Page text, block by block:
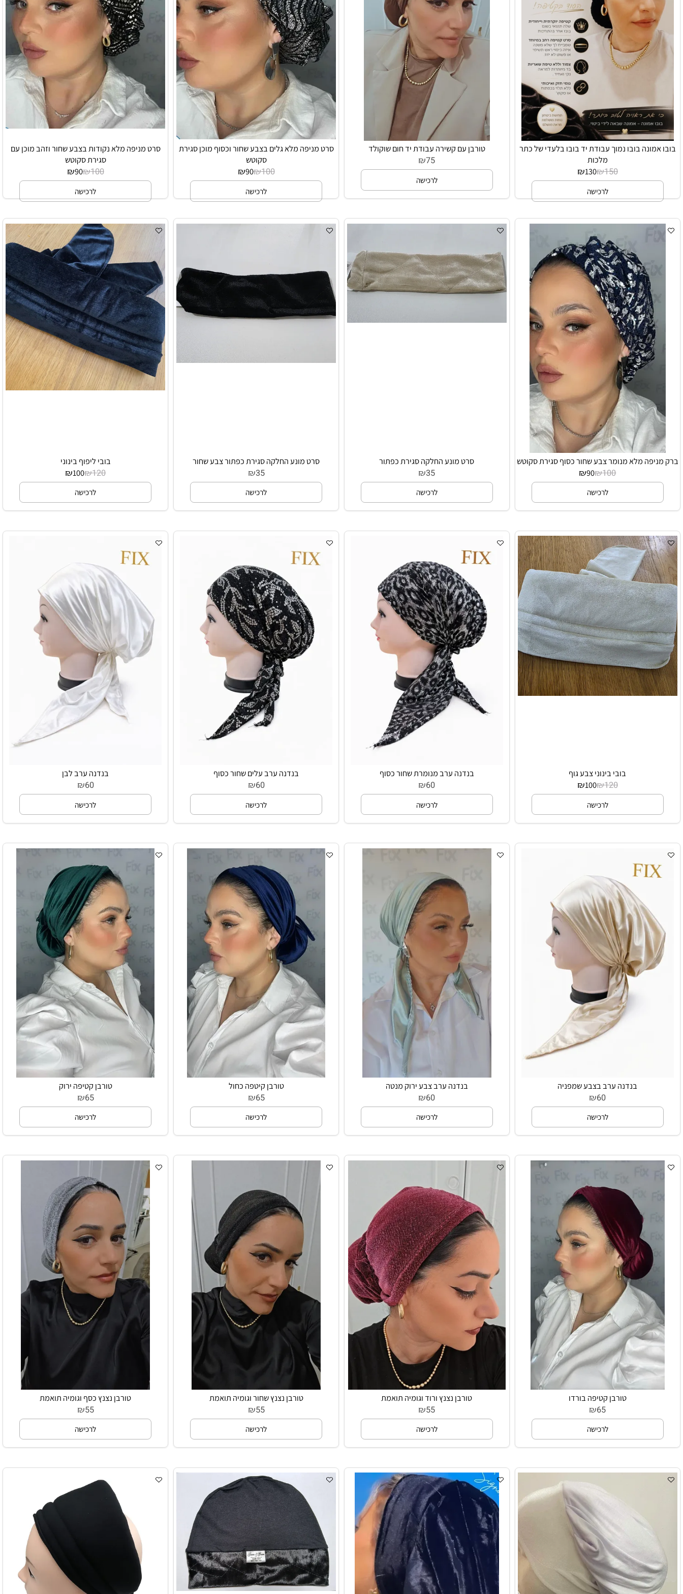
בובו נמוך עבודת יד בובו בלעדי של כתר
מלכות
₪
טורבן עם קשירה עבודת יד חום שוקולד
₪
לרכישה
סרט מניפה מלא גלים בצבע שחור וכסוף מוכן סגירת
סקוטש
₪
₪90
סרט מניפה מלא נקודות בצבע שחור וזהב מוכן עם
סגירת סקוטש
₪100
₪90
מלא מנומר צבע שחור כסוף סגירת סקוטש
₪100
₪90
סרט מונע החלקה סגירת כפתור
₪35
סרט מונע החלקה סגירת כפתור צבע שחור
₪35
בובי ליפוף בינוני
₪120
₪100
בובי בינוני צבע גוף
₪120
₪100
בנדנה ערב מנומרת שחור כסוף
₪60
לרכישה
בנדנה ערב עלים שחור כסוף
₪60
לרכישה
בנדנה ערב לבן
₪60
לרכישה
₪60
₪60
₪65
₪65
טורבן קטיפה בורדו טורבן נצנץ ורוד וגומיה תואמת
₪55
לרכישה
טורבן נצנץ שחור וגומיה תואמת
₪55
לרכישה
טורבן נצנץ כסף וגומיה תואמת
55